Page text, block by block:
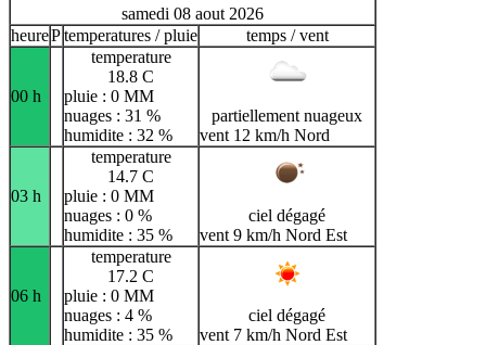
samedi 08 aout 2026
heurePtemperatures / pluie temps / vent
00 h
temperature
18.8 C
pluie : 0 MM
nuages : 31 %
humidite : 32 %
partiellement nuageux
vent 12 km/h Nord
03 h
temperature
14.7 C
pluie : 0 MM
nuages : 0 %
humidite : 35 %
ciel dégagé
vent 9 km/h Nord Est
06 h
temperature
17.2 C
pluie : 0 MM
nuages : 4 %
humidite : 35 %
ciel dégagé
vent 7 km/h Nord Est